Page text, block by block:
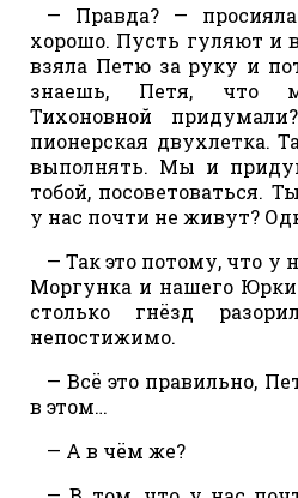
— Правда? —
хорошо. Пусть гуляют и
взяла Петю за руку и
знаешь, Петя, что
Тихоновной
пионерская двухлетка.
выполнять. Мы и
тобой, посоветоваться.
у нас почти не живут?
— Так это потому, что у
Моргунка и нашего
столько гнёзд
непостижимо.
— Всё это правильно,
в этом…
— А в чём же?